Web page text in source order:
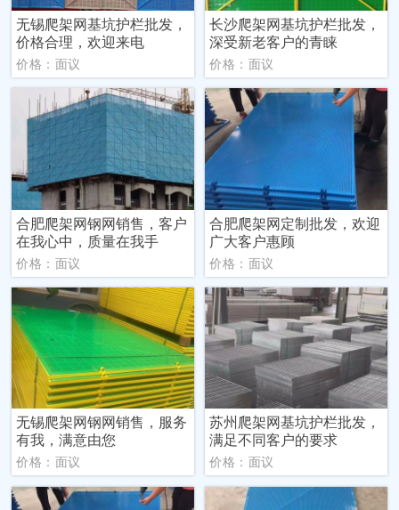
无锡爬架网基坑护栏批发，
价格合理，欢迎来电
价格：面议
长沙爬架网基坑护栏批发，
深受新老客户的青睐
价格：面议
合肥爬架网钢网销售，客户
在我心中，质量在我手
价格：面议
合肥爬架网定制批发，欢迎
广大客户惠顾
价格：面议
无锡爬架网钢网销售，服务
有我，满意由您
价格：面议
苏州爬架网基坑护栏批发，
满足不同客户的要求
价格：面议